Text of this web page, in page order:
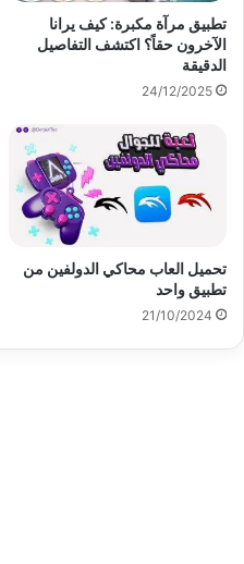
تطبيق مرآة مكبرة: كيف يرانا
الآخرون حقاً؟ اكتشف التفاصيل
الدقيقة
24/12/2025
تحميل العاب محاكي الدولفين من
تطبيق واحد
21/10/2024